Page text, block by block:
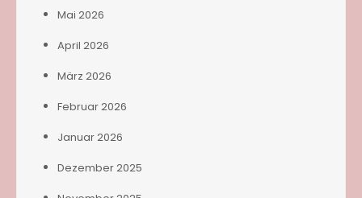
Mai 2026
April 2026
März 2026
Februar 2026
Januar 2026
Dezember 2025